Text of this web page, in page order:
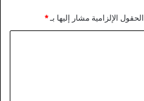
الحقول الإلزامية مشار إليها بـ*